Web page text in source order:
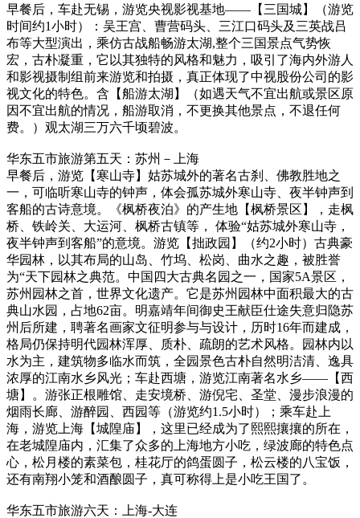
早餐后，车赴无锡，游览央视影视基地——【三国城】（游览
时间约1小时）：吴王宫、曹营码头、三江口码头及三英战吕
布等大型演出，乘仿古战船畅游太湖,整个三国景点气势恢
宏，古朴凝重，它以其独特的风格和魅力，吸引了海内外游人
和影视摄制组前来游览和拍摄，真正体现了中视股份公司的影
视文化的特色。含【船游太湖】（如遇天气不宜出航或景区原
因不宜出航的情况，船游取消，不更换其他景点，不退任何
费。）观太湖三万六千顷碧波。
华东五市旅游第五天：苏州－上海
早餐后，游览【寒山寺】姑苏城外的著名古刹、佛教胜地之
一，可临听寒山寺的钟声，体会孤苏城外寒山寺、夜半钟声到
客船的古诗意境。《枫桥夜泊》的产生地【枫桥景区】，走枫
桥、铁岭关、大运河、枫桥古镇等， 体验“姑苏城外寒山寺，
夜半钟声到客船”的意境。游览【拙政园】（约2小时）古典豪
华园林，以其布局的山岛、竹坞、松岗、曲水之趣，被胜誉
为“天下园林之典范。中国四大古典名园之一，国家5A景区，
苏州园林之首，世界文化遗产。它是苏州园林中面积最大的古
典山水园，占地62亩。明嘉靖年间御史王献臣仕途失意归隐苏
州后所建，聘著名画家文征明参与与设计，历时16年而建成，
格局仍保持明代园林浑厚、质朴、疏朗的艺术风格。园林内以
水为主，建筑物多临水而筑，全园景色古朴自然明洁清、逸具
浓厚的江南水乡风光；车赴西塘，游览江南著名水乡――【西
塘】。游张正根雕馆、走安境桥、游倪宅、圣堂、漫步浪漫的
烟雨长廊、游醉园、西园等（游览约1.5小时）；乘车赴上
海，游览上海【城隍庙】，这里已经成为了熙熙攘攘的所在，
在老城隍庙内，汇集了众多的上海地方小吃，绿波廊的特色点
心，松月楼的素菜包，桂花厅的鸽蛋圆子，松云楼的八宝饭，
还有南翔小笼和酒酿圆子，真可称得上是小吃王国了。
华东五市旅游六天：上海-大连